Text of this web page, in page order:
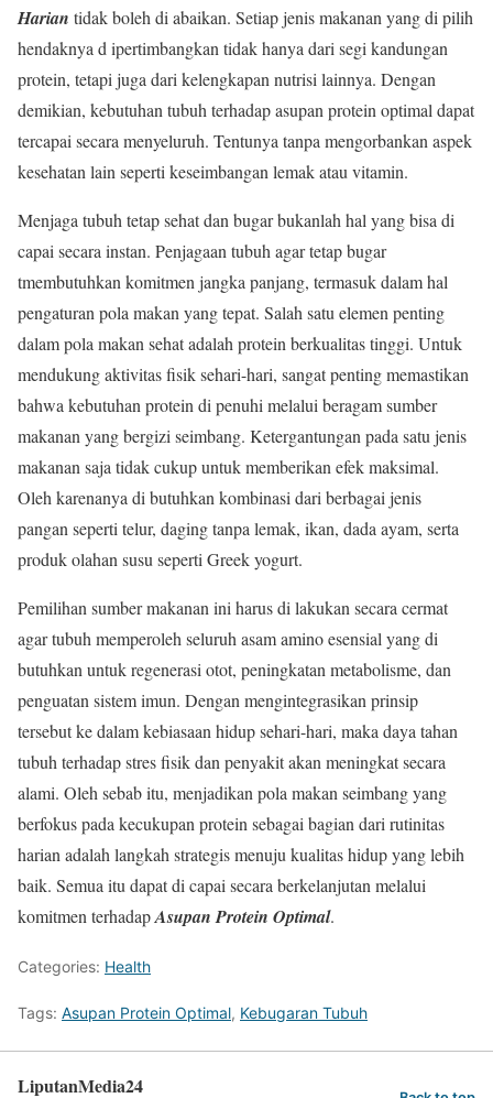
Harian tidak boleh di abaikan. Setiap jenis makanan yang di pilih
hendaknya d ipertimbangkan tidak hanya dari segi kandungan
protein, tetapi juga dari kelengkapan nutrisi lainnya. Dengan
demikian, kebutuhan tubuh terhadap asupan protein optimal dapat
tercapai secara menyeluruh. Tentunya tanpa mengorbankan aspek
kesehatan lain seperti keseimbangan lemak atau vitamin.
Menjaga tubuh tetap sehat dan bugar bukanlah hal yang bisa di
capai secara instan. Penjagaan tubuh agar tetap bugar
tmembutuhkan komitmen jangka panjang, termasuk dalam hal
pengaturan pola makan yang tepat. Salah satu elemen penting
dalam pola makan sehat adalah protein berkualitas tinggi. Untuk
mendukung aktivitas fisik sehari-hari, sangat penting memastikan
bahwa kebutuhan protein di penuhi melalui beragam sumber
makanan yang bergizi seimbang. Ketergantungan pada satu jenis
makanan saja tidak cukup untuk memberikan efek maksimal.
Oleh karenanya di butuhkan kombinasi dari berbagai jenis
pangan seperti telur, daging tanpa lemak, ikan, dada ayam, serta
produk olahan susu seperti Greek yogurt.
Pemilihan sumber makanan ini harus di lakukan secara cermat
agar tubuh memperoleh seluruh asam amino esensial yang di
butuhkan untuk regenerasi otot, peningkatan metabolisme, dan
penguatan sistem imun. Dengan mengintegrasikan prinsip
tersebut ke dalam kebiasaan hidup sehari-hari, maka daya tahan
tubuh terhadap stres fisik dan penyakit akan meningkat secara
alami. Oleh sebab itu, menjadikan pola makan seimbang yang
berfokus pada kecukupan protein sebagai bagian dari rutinitas
harian adalah langkah strategis menuju kualitas hidup yang lebih
baik. Semua itu dapat di capai secara berkelanjutan melalui
komitmen terhadapAsupan Protein Optimal.
Categories: Health
Tags: Asupan Protein Optimal, Kebugaran Tubuh
LiputanMedia24